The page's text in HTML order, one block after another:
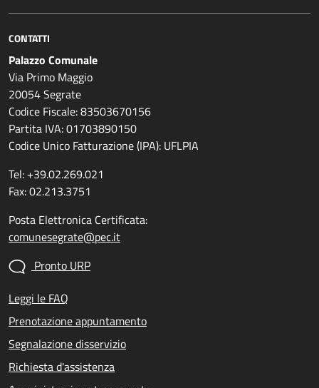
CONTATTI
Palazzo Comunale
Via Primo Maggio
20054 Segrate
Codice Fiscale: 83503670156
Partita IVA: 01703890150
Codice Unico Fatturazione (IPA): UFLPIA
Tel: +39.02.269.021
Fax: 02.213.3751
Posta Elettronica Certificata:
comunesegrate@pec.it
Pronto URP
Leggi le FAQ
Prenotazione appuntamento
Segnalazione disservizio
Richiesta d'assistenza